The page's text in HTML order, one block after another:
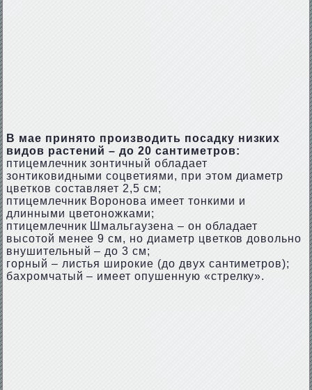
В мае принято производить посадку низких
видов растений – до 20 сантиметров:
птицемлечник зонтичный обладает
зонтиковидными соцветиями, при этом диаметр
цветков составляет 2,5 см;
птицемлечник Воронова имеет тонкими и
длинными цветоножками;
птицемлечник Шмальгаузена – он обладает
высотой менее 9 см, но диаметр цветков довольно
внушительный – до 3 см;
горный – листья широкие (до двух сантиметров);
бахромчатый – имеет опушенную «стрелку».